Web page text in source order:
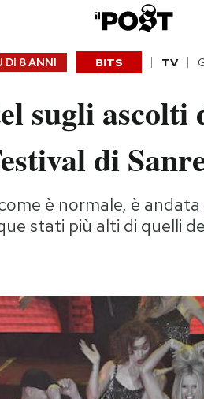
DI 8 ANNI BITS TV
sugli ascolti
di
è normale, è
stati più alti di quelli